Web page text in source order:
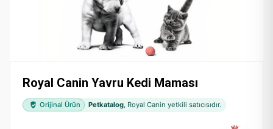
Royal Canin Yavru Kedi Maması
Orijinal Ürün Petkatalog, Royal Canin yetkili satıcısıdır.